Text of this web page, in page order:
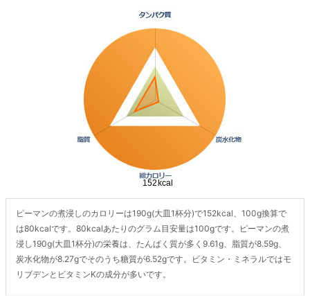
ピーマンの煮浸しのカロリーは190g(大皿1杯分)で152kcal、100g換算で
は80kcalです。80kcalあたりのグラム目安量は100gです。ピーマンの煮
浸し190g(大皿1杯分)の栄養は、たんぱく質が多く9.61g、脂質が8.59g、
炭水化物が8.27gでそのうち糖質が6.52gです。ビタミン・ミネラルではモ
リブデンとビタミンKの成分が多いです。